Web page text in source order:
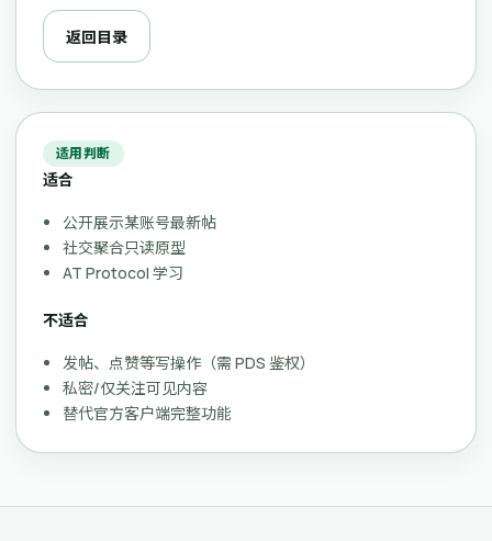
返回目录
适用判断
适合
公开展示某账号最新帖
社交聚合只读原型
AT Protocol 学习
不适合
发帖、点赞等写操作（需 PDS 鉴权）
私密/仅关注可见内容
替代官方客户端完整功能